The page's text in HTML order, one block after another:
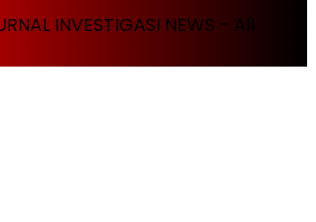
INVESTIGASI NEWS - All